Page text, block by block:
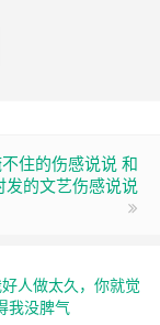
住的伤感说说 和
发的文艺伤感说说